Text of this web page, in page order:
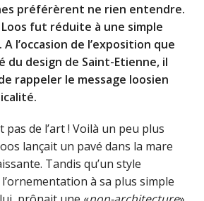
préférèrent ne rien entendre.
fut réduite à une simple
l’occasion de l’exposition que
du design de Saint-Etienne, il
rappeler le message loosien
pas de l’art ! Voilà un peu plus
lançait un pavé dans la mare
Tandis qu’un style
à sa plus simple